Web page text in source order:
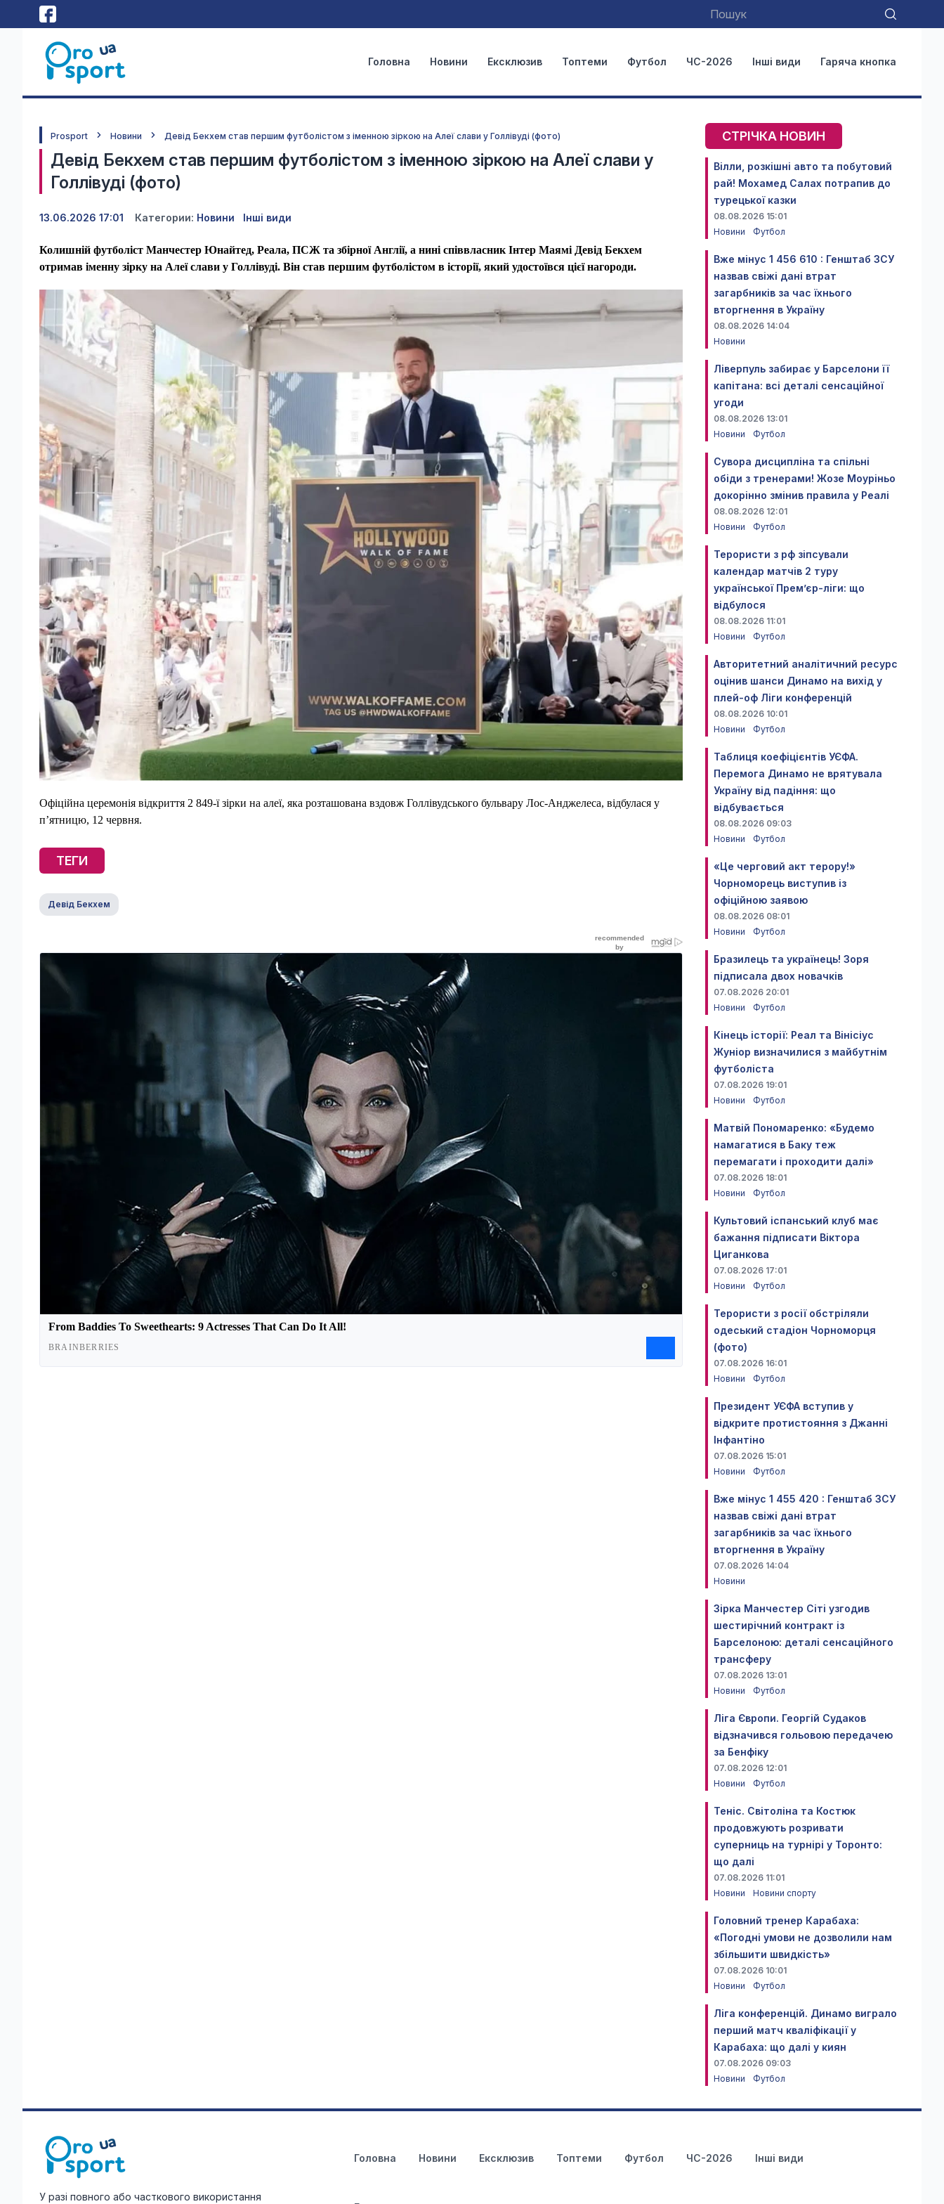
Головна Новини Ексклюзив Топтеми Футбол ЧС-2026 Інші види Гаряча кнопка
Prosport Новини Девід Бекхем став першим футболістом з іменною зіркою на Алеї слави у Голлівуді (фото)
Девід Бекхем став першим футболістом з іменною зіркою на Алеї слави у
Голлівуді (фото)
13.06.2026 17:01 Категории: Новини Інші види
Колишній футболіст Манчестер Юнайтед, Реала, ПСЖ та збірної Англії, а нині співвласник Інтер Маямі Девід Бекхем
отримав іменну зірку на Алеї слави у Голлівуді. Він став першим футболістом в історії, який удостоївся цієї нагороди.
Офіційна церемонія відкриття 2 849‑ї зірки на алеї, яка розташована вздовж Голлівудського бульвару Лос-Анджелеса, відбулася у
п’ятницю, 12 червня.
ТЕГИ
Девід Бекхем
СТРІЧКА НОВИН
Вілли, розкішні авто та побутовий
рай! Мохамед Салах потрапив до
турецької казки
08.08.2026 15:01
Новини
Футбол
Вже мінус 1 456 610 : Генштаб ЗСУ
назвав свіжі дані втрат
загарбників за час їхнього
вторгнення в Україну
08.08.2026 14:04
Новини
Ліверпуль забирає у Барселони її
капітана: всі деталі сенсаційної
угоди
08.08.2026 13:01
Новини
Футбол
Сувора дисципліна та спільні
обіди з тренерами! Жозе Моуріньо
докорінно змінив правила у Реалі
08.08.2026 12:01
Новини
Футбол
Терористи з рф зіпсували
календар матчів 2 туру
української Прем’єр-ліги: що
відбулося
08.08.2026 11:01
Новини
Футбол
Авторитетний аналітичний ресурс
оцінив шанси Динамо на вихід у
плей-оф Ліги конференцій
08.08.2026 10:01
Новини
Футбол
Таблиця коефіцієнтів УЄФА.
Перемога Динамо не врятувала
Україну від падіння: що
відбувається
08.08.2026 09:03
Новини
Футбол
«Це черговий акт терору!»
Чорноморець виступив із
офіційною заявою
08.08.2026 08:01
Новини
Футбол
Бразилець та українець! Зоря
підписала двох новачків
07.08.2026 20:01
Новини
Футбол
Кінець історії: Реал та Вінісіус
Жуніор визначилися з майбутнім
футболіста
07.08.2026 19:01
Новини
Футбол
Матвій Пономаренко: «Будемо
намагатися в Баку теж
перемагати і проходити далі»
07.08.2026 18:01
Новини
Футбол
Культовий іспанський клуб має
бажання підписати Віктора
Циганкова
07.08.2026 17:01
Новини
Футбол
Терористи з росії обстріляли
одеський стадіон Чорноморця
(фото)
07.08.2026 16:01
Новини
Футбол
Президент УЄФА вступив у
відкрите протистояння з Джанні
Інфантіно
07.08.2026 15:01
Новини
Футбол
Вже мінус 1 455 420 : Генштаб ЗСУ
назвав свіжі дані втрат
загарбників за час їхнього
вторгнення в Україну
07.08.2026 14:04
Новини
Зірка Манчестер Сіті узгодив
шестирічний контракт із
Барселоною: деталі сенсаційного
трансферу
07.08.2026 13:01
Новини
Футбол
Ліга Європи. Георгій Судаков
відзначився гольовою передачею
за Бенфіку
07.08.2026 12:01
Новини
Футбол
Теніс. Світоліна та Костюк
продовжують розривати
суперниць на турнірі у Торонто:
що далі
07.08.2026 11:01
Новини
Новини спорту
Головний тренер Карабаха:
«Погодні умови не дозволили нам
збільшити швидкість»
07.08.2026 10:01
Новини
Футбол
Ліга конференцій. Динамо виграло
перший матч кваліфікації у
Карабаха: що далі у киян
07.08.2026 09:03
Новини
Футбол
У разі повного або часткового використання
Головна Новини Ексклюзив Топтеми Футбол ЧС-2026 Інші види